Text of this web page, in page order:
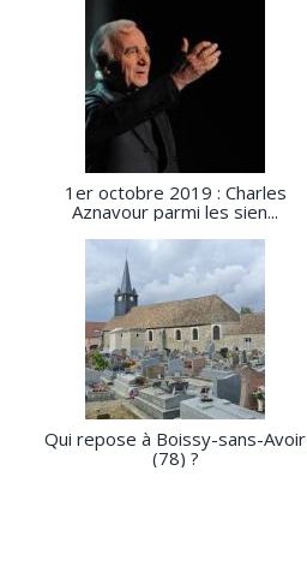
1er octobre 2019 : Charles
Aznavour parmi les sien...
Qui repose à Boissy-sans-Avoir
(78) ?